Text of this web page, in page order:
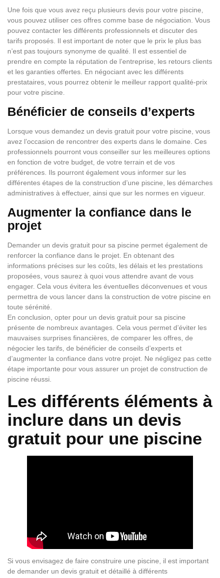
Une fois que vous avez reçu plusieurs devis pour votre piscine,
vous pouvez utiliser ces offres comme base de négociation. Vous
pouvez contacter les différents professionnels et discuter des
tarifs proposés. Il est important de noter que le prix le plus bas
n’est pas toujours synonyme de qualité. Il est essentiel de
prendre en compte la réputation de l’entreprise, les retours clients
et les garanties offertes. En négociant avec les différents
prestataires, vous pourrez obtenir le meilleur rapport qualité-prix
pour votre piscine.
Bénéficier de conseils d’experts
Lorsque vous demandez un devis gratuit pour votre piscine, vous
avez l’occasion de rencontrer des experts dans le domaine. Ces
professionnels pourront vous conseiller sur les meilleures options
en fonction de votre budget, de votre terrain et de vos
préférences. Ils pourront également vous informer sur les
différentes étapes de la construction d’une piscine, les démarches
administratives à effectuer, ainsi que sur les normes en vigueur.
Augmenter la confiance dans le
projet
Demander un devis gratuit pour sa piscine permet également de
renforcer la confiance dans le projet. En obtenant des
informations précises sur les coûts, les délais et les prestations
proposées, vous saurez à quoi vous attendre avant de vous
engager. Cela vous évitera les éventuelles déconvenues et vous
permettra de vous lancer dans la construction de votre piscine en
toute sérénité.
En conclusion, opter pour un devis gratuit pour sa piscine
présente de nombreux avantages. Cela vous permet d’éviter les
mauvaises surprises financières, de comparer les offres, de
négocier les tarifs, de bénéficier de conseils d’experts et
d’augmenter la confiance dans votre projet. Ne négligez pas cette
étape importante pour vous assurer un projet de construction de
piscine réussi.
Les différents éléments à
inclure dans un devis
gratuit pour une piscine
Si vous envisagez de faire construire une piscine, il est important
de demander un devis gratuit et détaillé à différents